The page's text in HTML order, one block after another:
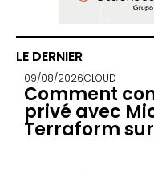
LE DERNIER
09/08/2026CLOUD
Comment
privé avec
Terraform